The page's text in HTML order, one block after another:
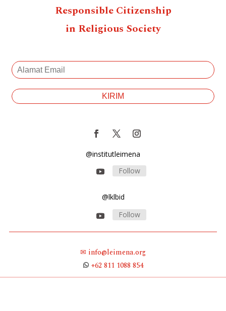
Responsible Citizenship
in Religious Society
@institutleimena
Follow
@lklbid
Follow
✉ info@leimena.org
+62 811 1088 854